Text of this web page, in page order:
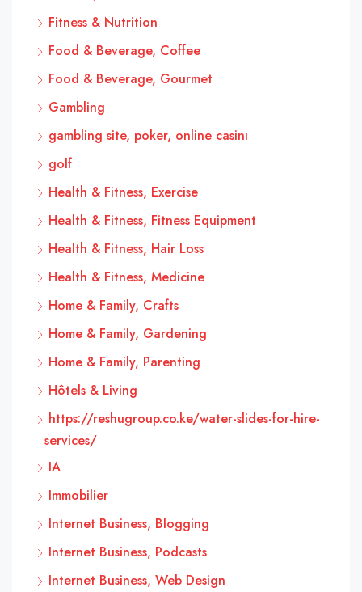
Fitness & Nutrition
Food & Beverage, Coffee
Food & Beverage, Gourmet
Gambling
gambling site, poker, online casinı
golf
Health & Fitness, Exercise
Health & Fitness, Fitness Equipment
Health & Fitness, Hair Loss
Health & Fitness, Medicine
Home & Family, Crafts
Home & Family, Gardening
Home & Family, Parenting
Hôtels & Living
https://reshugroup.co.ke/water-slides-for-hire-
services/
IA
Immobilier
Internet Business, Blogging
Internet Business, Podcasts
Internet Business, Web Design